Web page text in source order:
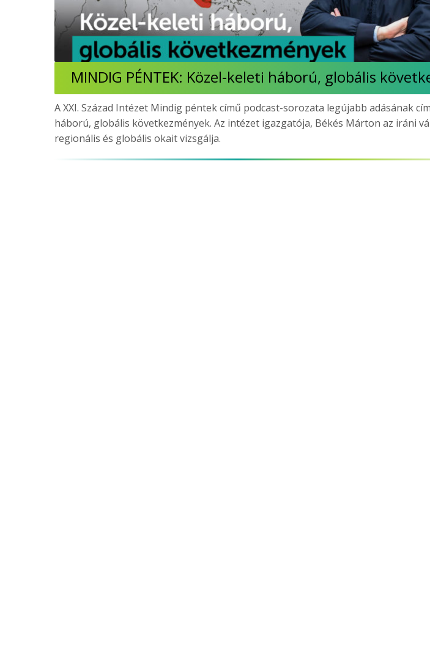
MINDIG PÉNTEK: Közel-keleti háború, globális
A XXI. Század Intézet Mindig péntek című podcast-sorozata legújabb adásának
háború, globális következmények. Az intézet igazgatója, Békés Márton az iráni
regionális és globális okait vizsgálja.